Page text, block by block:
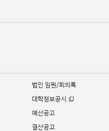
법인 임원/회의록
대학정보공시
예산공고
결산공고